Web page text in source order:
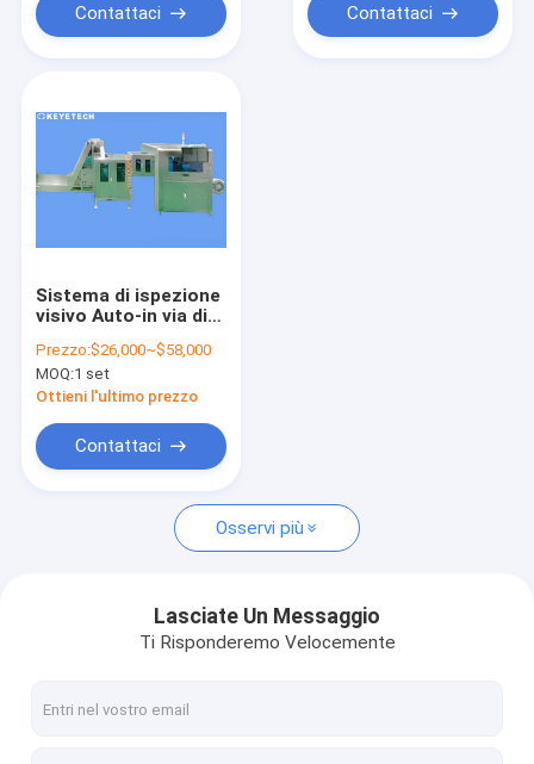
Contattaci Contattaci
Sistema di ispezione
visivo Auto-in via di
macchina
fotografica con
l'algoritmo di Ai
Prezzo:$26,000~$58,000
MOQ:1 set
Ottieni l'ultimo prezzo
Contattaci
Osservi più
Lasciate Un Messaggio
Ti Risponderemo Velocemente